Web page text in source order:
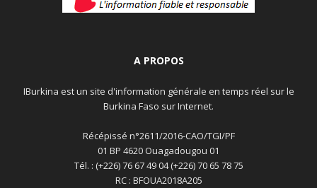
A PROPOS
IBurkina est un site d'information générale en temps réel sur le
Burkina Faso sur Internet.
Récépissé n°2611/2016-CAO/TGI/PF
01 BP 4620 Ouagadougou 01
Tél. : (+226) 76 67 49 04 (+226) 70 65 78 75
RC : BFOUA2018A205